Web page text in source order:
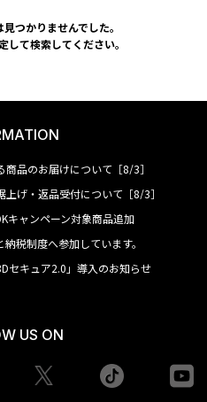
つかりませんでした。
して検索してください。
品のお届けについて［8/3］
げ・返品受付について［8/3］
キャンペーン対象商品追加
税制度へ参加しています。
セキュア2.0」導入のお知らせ
US ON
tiktok